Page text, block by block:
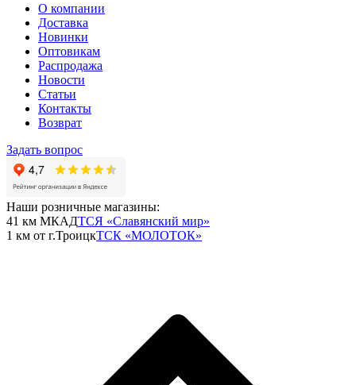
О компании
Доставка
Новинки
Оптовикам
Распродажа
Новости
Статьи
Контакты
Возврат
Задать вопрос
Наши розничные магазины:
41 км МКАДТСЯ «Славянский мир»
1 км от г.ТроицкТСК «МОЛОТОК»